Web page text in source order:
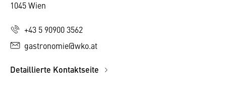
1045 Wien
+43 5 90900 3562
gastronomie@wko.at
Detaillierte Kontaktseite